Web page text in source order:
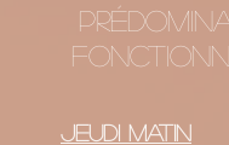
Jeudi matin